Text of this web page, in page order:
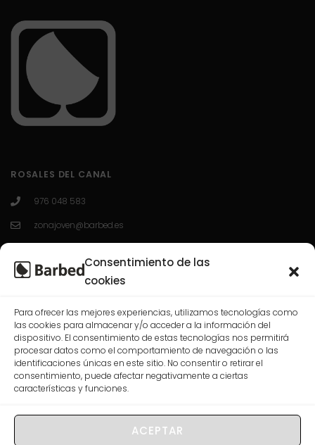
Consentimiento de las
cookies
Para ofrecer las mejores experiencias, utilizamos tecnologías como
las cookies para almacenar y/o acceder a la información del
dispositivo. El consentimiento de estas tecnologías nos permitirá
procesar datos como el comportamiento de navegación o las
identificaciones únicas en este sitio. No consentir o retirar el
consentimiento, puede afectar negativamente a ciertas
características y funciones.
ACEPTAR
ROSALES DEL CANAL
976 048 583
zonajoven@barbed.es
L-V 10:00-13:30 / 16:30-20:00
CASABLANCA
976 568 074
correo@barbed.es